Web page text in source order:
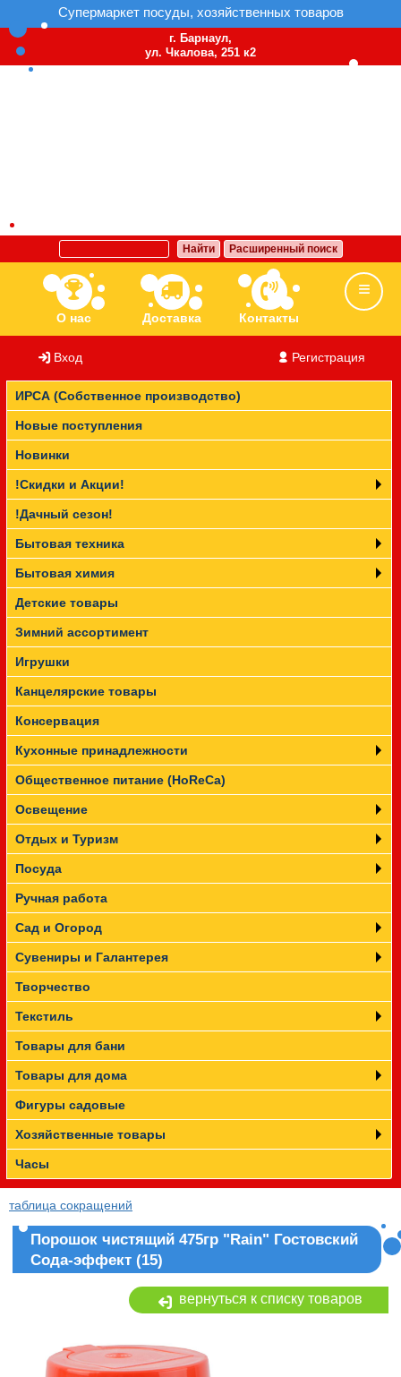
Супермаркет посуды, хозяйственных товаров
г. Барнаул,
ул. Чкалова, 251 к2
Найти Расширенный поиск
О нас Доставка Контакты
Ассортимент Бренды Вакансии
Прайс-лист
Вход Регистрация
ИРСА (Собственное производство)
Новые поступления
Новинки
!Скидки и Акции!
!Дачный сезон!
Бытовая техника
Бытовая химия
Детские товары
Зимний ассортимент
Игрушки
Канцелярские товары
Консервация
Кухонные принадлежности
Общественное питание (HoReCa)
Освещение
Отдых и Туризм
Посуда
Ручная работа
Сад и Огород
Сувениры и Галантерея
Творчество
Текстиль
Товары для бани
Товары для дома
Фигуры садовые
Хозяйственные товары
Часы
таблица сокращений
Порошок чистящий 475гр "Rain" Гостовский
Сода-эффект (15)
вернуться к списку товаров